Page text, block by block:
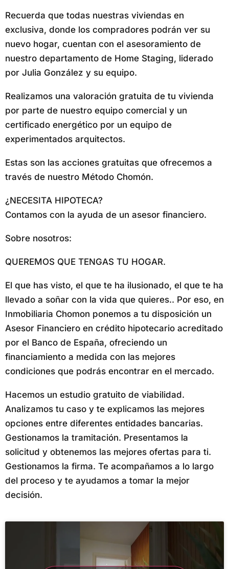
Recuerda que todas nuestras viviendas en
exclusiva, donde los compradores podrán ver su
nuevo hogar, cuentan con el asesoramiento de
nuestro departamento de Home Staging, liderado
por Julia González y su equipo.
Realizamos una valoración gratuita de tu vivienda
por parte de nuestro equipo comercial y un
certificado energético por un equipo de
experimentados arquitectos.
Estas son las acciones gratuitas que ofrecemos a
través de nuestro Método Chomón.
¿NECESITA HIPOTECA?
Contamos con la ayuda de un asesor financiero.
Sobre nosotros:
QUEREMOS QUE TENGAS TU HOGAR.
El que has visto, el que te ha ilusionado, el que te ha
llevado a soñar con la vida que quieres.. Por eso, en
Inmobiliaria Chomon ponemos a tu disposición un
Asesor Financiero en crédito hipotecario acreditado
por el Banco de España, ofreciendo un
financiamiento a medida con las mejores
condiciones que podrás encontrar en el mercado.
Hacemos un estudio gratuito de viabilidad.
Analizamos tu caso y te explicamos las mejores
opciones entre diferentes entidades bancarias.
Gestionamos la tramitación. Presentamos la
solicitud y obtenemos las mejores ofertas para ti.
Gestionamos la firma. Te acompañamos a lo largo
del proceso y te ayudamos a tomar la mejor
decisión.